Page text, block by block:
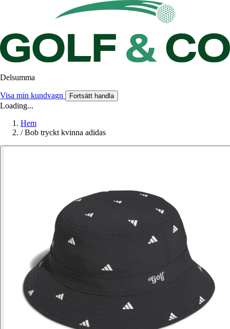
Delsumma
Visa min kundvagn Fortsätt handla
Loading...
Hem
/ Bob tryckt kvinna adidas